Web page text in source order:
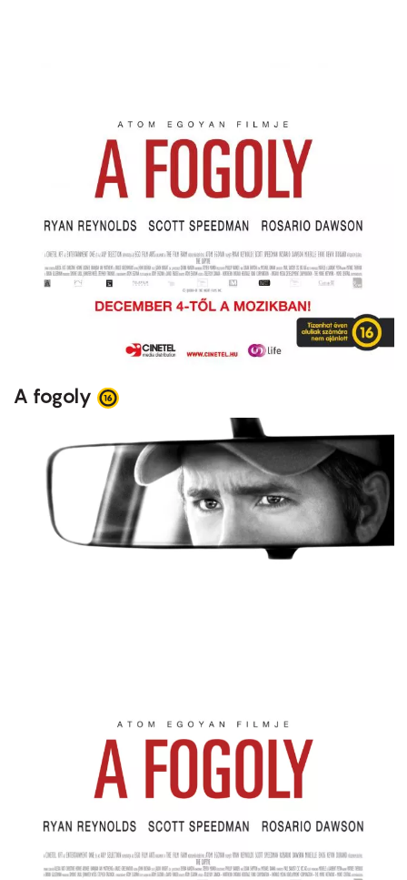
A fogoly